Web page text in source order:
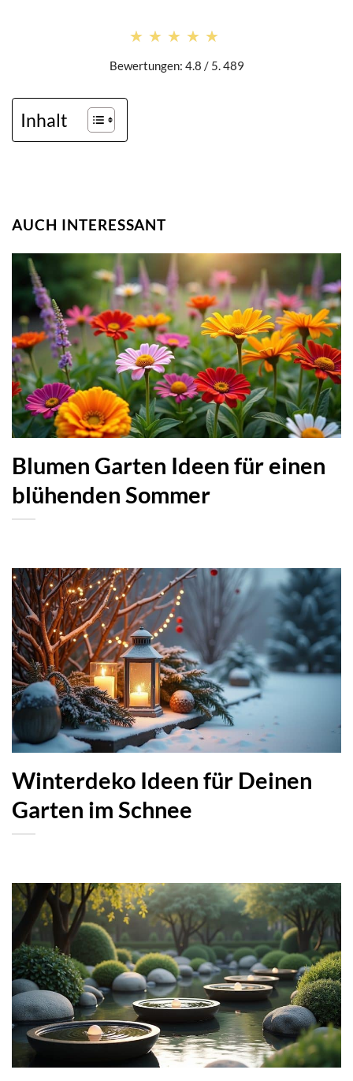
★★★★★
★★★★★
Bewertungen: 4.8 / 5. 489
Inhalt
AUCH INTERESSANT
Blumen Garten Ideen für einen
blühenden Sommer
Winterdeko Ideen für Deinen
Garten im Schnee